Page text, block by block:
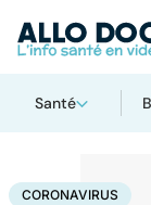
Santé
AccueilSantéMaladies
CORONAVIRUS